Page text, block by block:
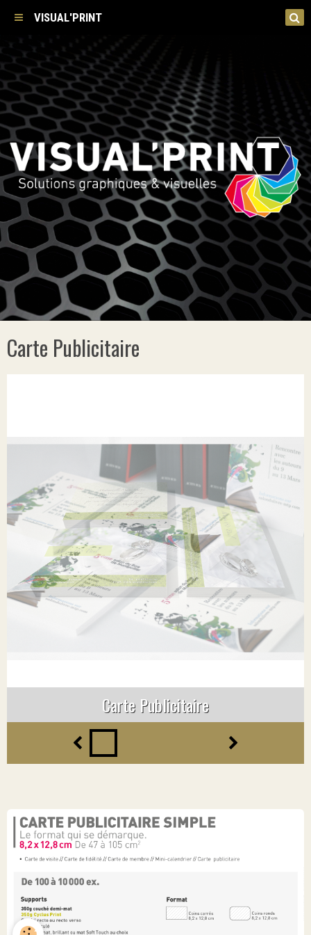
VISUAL'PRINT
Carte Publicitaire
Carte Publicitaire
Carte Publicitaire